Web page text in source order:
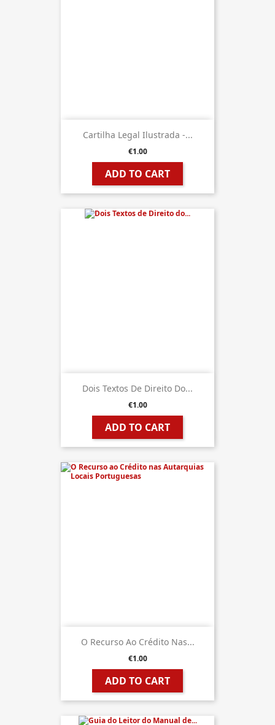
Cartilha Legal Ilustrada -...
€1.00
ADD TO CART
Dois Textos De Direito Do...
€1.00
ADD TO CART
O Recurso Ao Crédito Nas...
€1.00
ADD TO CART